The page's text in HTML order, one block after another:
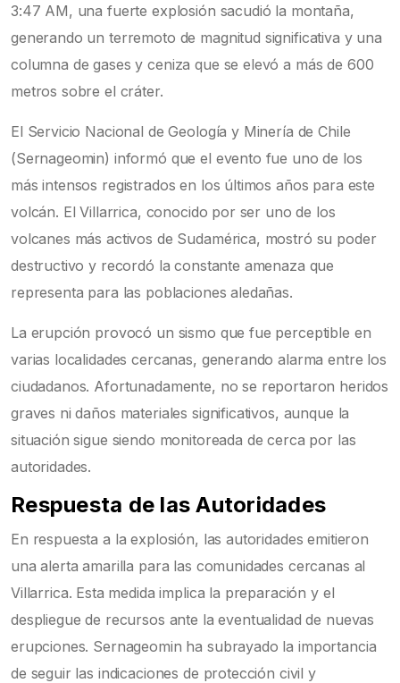
3:47 AM, una fuerte explosión sacudió la montaña,
generando un terremoto de magnitud significativa y una
columna de gases y ceniza que se elevó a más de 600
metros sobre el cráter.
El Servicio Nacional de Geología y Minería de Chile
(Sernageomin) informó que el evento fue uno de los
más intensos registrados en los últimos años para este
volcán. El Villarrica, conocido por ser uno de los
volcanes más activos de Sudamérica, mostró su poder
destructivo y recordó la constante amenaza que
representa para las poblaciones aledañas.
La erupción provocó un sismo que fue perceptible en
varias localidades cercanas, generando alarma entre los
ciudadanos. Afortunadamente, no se reportaron heridos
graves ni daños materiales significativos, aunque la
situación sigue siendo monitoreada de cerca por las
autoridades.
Respuesta de las Autoridades
En respuesta a la explosión, las autoridades emitieron
una alerta amarilla para las comunidades cercanas al
Villarrica. Esta medida implica la preparación y el
despliegue de recursos ante la eventualidad de nuevas
erupciones. Sernageomin ha subrayado la importancia
de seguir las indicaciones de protección civil y